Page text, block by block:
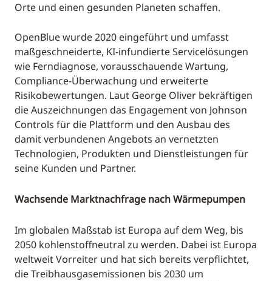
Orte und einen gesunden Planeten schaffen.
OpenBlue wurde 2020 eingeführt und umfasst
maßgeschneiderte, KI-infundierte Servicelösungen
wie Ferndiagnose, vorausschauende Wartung,
Compliance-Überwachung und erweiterte
Risikobewertungen. Laut George Oliver bekräftigen
die Auszeichnungen das Engagement von Johnson
Controls für die Plattform und den Ausbau des
damit verbundenen Angebots an vernetzten
Technologien, Produkten und Dienstleistungen für
seine Kunden und Partner.
Wachsende Marktnachfrage nach Wärmepumpen
Im globalen Maßstab ist Europa auf dem Weg, bis
2050 kohlenstoffneutral zu werden. Dabei ist Europa
weltweit Vorreiter und hat sich bereits verpflichtet,
die Treibhausgasemissionen bis 2030 um